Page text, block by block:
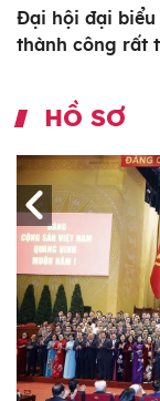
Đại hội đại
thành công rất
HỒ SƠ